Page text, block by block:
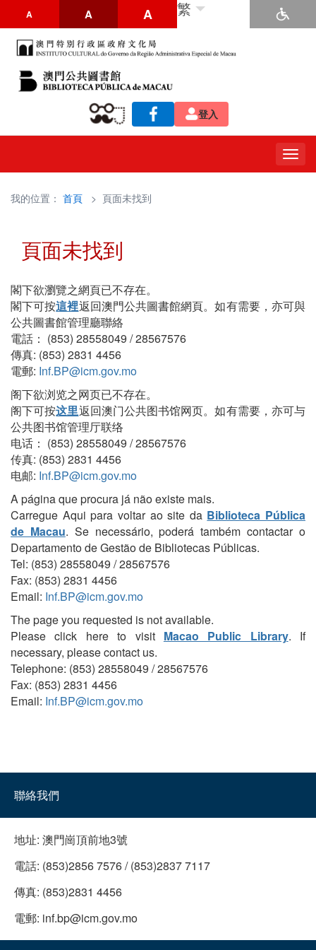
A A A 繁
登入
我的位置： 首頁 > 頁面未找到
頁面未找到
閣下欲瀏覽之網頁已不存在。
閣下可按這裡返回澳門公共圖書館網頁。如有需要，亦可與
公共圖書館管理廳聯絡
電話： (853) 28558049 / 28567576
傳真: (853) 2831 4456
電郵: Inf.BP@icm.gov.mo
阁下欲浏览之网页已不存在。
阁下可按这里返回澳门公共图书馆网页。如有需要，亦可与
公共图书馆管理厅联络
电话： (853) 28558049 / 28567576
传真: (853) 2831 4456
电邮: Inf.BP@icm.gov.mo
A página que procura já não existe mais.
Carregue Aqui para voltar ao site da Biblioteca Pública
de Macau. Se necessário, poderá também contactar o
Departamento de Gestão de Bibliotecas Públicas.
Tel: (853) 28558049 / 28567576
Fax: (853) 2831 4456
Email: Inf.BP@icm.gov.mo
The page you requested is not available.
Please click here to visit Macao Public Library. If
necessary, please contact us.
Telephone: (853) 28558049 / 28567576
Fax: (853) 2831 4456
Email: Inf.BP@icm.gov.mo
聯絡我們
地址: 澳門崗頂前地3號
電話: (853)2856 7576 / (853)2837 7117
傳真: (853)2831 4456
電郵: inf.bp@icm.gov.mo